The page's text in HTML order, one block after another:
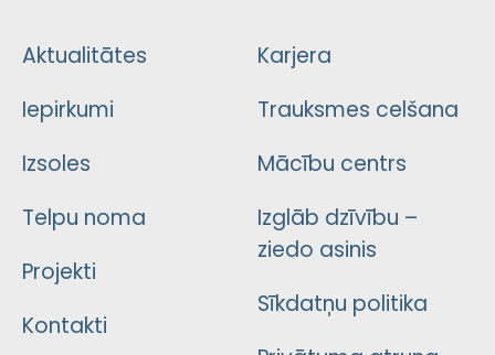
Aktualitātes
Iepirkumi
Izsoles
Telpu noma
Projekti
Kontakti
Karjera
Trauksmes celšana
Mācību centrs
Izglāb dzīvību –
ziedo asinis
Sīkdatņu politika